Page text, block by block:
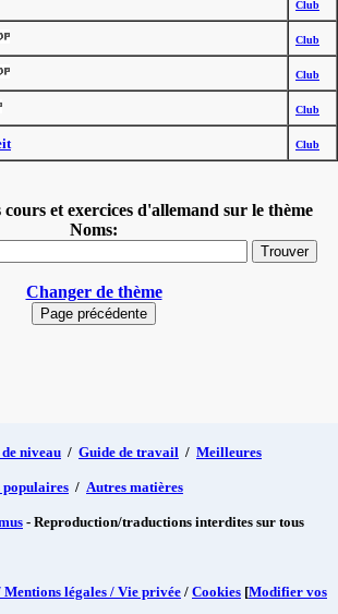
Club
Club
Club
Club
Club
et exercices d'allemand sur le thème
Noms:
Changer de thème
de niveau / Guide de travail / Meilleures
populaires / Autres matières
- Reproduction/traductions interdites sur tous
Mentions légales / Vie privée / Cookies [Modifier vos